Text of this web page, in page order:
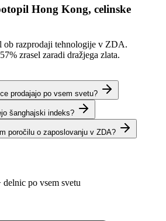
Hong Kong, celinske
ob razprodaji tehnologije v ZDA.
zrasel zaradi dražjega zlata.
prodajajo po vsem svetu?
šanghajski indeks?
poročilu o zaposlovanju v ZDA?
po vsem svetu